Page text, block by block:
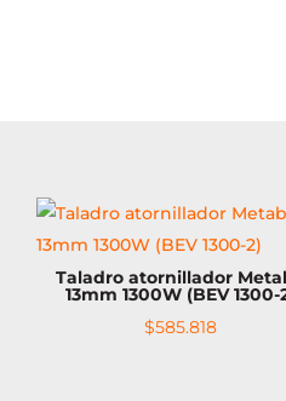
Taladro atornillador
13mm 1300W (BEV 1300-
$585.818